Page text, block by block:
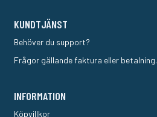
KUNDTJÄNST
Behöver du support?
Frågor gällande faktura eller betalning.
INFORMATION
Köpvillkor